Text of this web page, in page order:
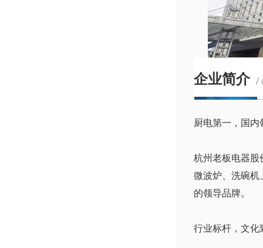
企业简介 /
厨电第一，国内
杭州老板电器股
微波炉、洗碗机
的领导品牌。
行业标杆，文化